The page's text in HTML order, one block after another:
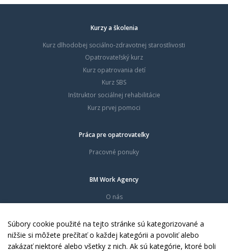
Kurzy a školenia
Kurz dlhodobej sociálno-zdravotnej starostlivosti
Opatrovateľský kurz
Kurz opatrovania detí
Kurz SBS
Inštruktor sociálnej rehabilitácie
Kurz prvej pomoci
Práca pre opatrovateľky
Pracovné ponuky
BM Work Agency
O nás
Dokumenty
Kontakty
Súbory cookie použité na tejto stránke sú kategorizované a
nižšie si môžete prečítať o každej kategórii a povoliť alebo
zakázať niektoré alebo všetky z nich. Ak sú kategórie, ktoré boli